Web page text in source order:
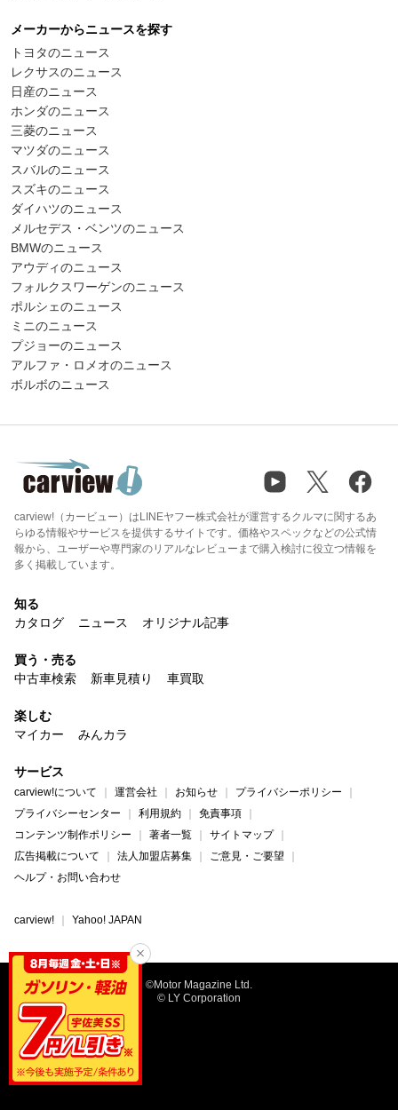
メーカーからニュースを探す
トヨタのニュース
レクサスのニュース
日産のニュース
ホンダのニュース
三菱のニュース
マツダのニュース
スバルのニュース
スズキのニュース
ダイハツのニュース
メルセデス・ベンツのニュース
BMWのニュース
アウディのニュース
フォルクスワーゲンのニュース
ポルシェのニュース
ミニのニュース
プジョーのニュース
アルファ・ロメオのニュース
ボルボのニュース
carview!（カービュー）はLINEヤフー株式会社が運営するクルマに関するあ
らゆる情報やサービスを提供するサイトです。価格やスペックなどの公式情
報から、ユーザーや専門家のリアルなレビューまで購入検討に役立つ情報を
多く掲載しています。
知る
カタログ
ニュース オリジナル記事
買う・売る
中古車検索
新車見積り 車買取
楽しむ
マイカー
みんカラ
サービス
carview!について 運営会社 お知らせ
プライバシーポリシー
プライバシーセンター
利用規約
免責事項
コンテンツ制作ポリシー
著者一覧
サイトマップ
広告掲載について
法人加盟店募集
ご意見・ご要望
ヘルプ・お問い合わせ
carview! Yahoo! JAPAN
©Motor Magazine Ltd.
© LY Corporation